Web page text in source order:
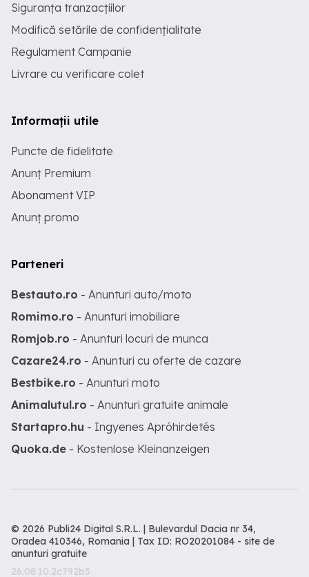
Siguranța tranzacțiilor
Modifică setările de confidențialitate
Regulament Campanie
Livrare cu verificare colet
Informații utile
Puncte de fidelitate
Anunț Premium
Abonament VIP
Anunț promo
Parteneri
Bestauto.ro - Anunturi auto/moto
Romimo.ro - Anunturi imobiliare
Romjob.ro - Anunturi locuri de munca
Cazare24.ro - Anunturi cu oferte de cazare
Bestbike.ro - Anunturi moto
Animalutul.ro - Anunturi gratuite animale
Startapro.hu - Ingyenes Apróhirdetés
Quoka.de - Kostenlose Kleinanzeigen
© 2026 Publi24 Digital S.R.L. | Bulevardul Dacia nr 34,
Oradea 410346, Romania | Tax ID: RO20201084 - site de
anunturi gratuite
26.08.10.2c792b3